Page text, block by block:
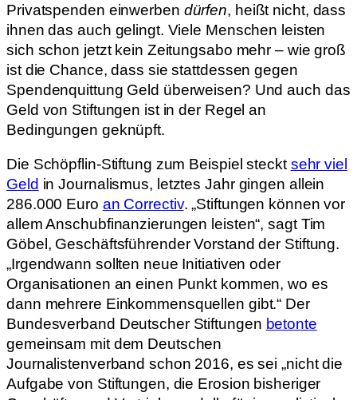
Privatspenden einwerben dürfen, heißt nicht, dass
ihnen das auch gelingt. Viele Menschen leisten
sich schon jetzt kein Zeitungsabo mehr – wie groß
ist die Chance, dass sie stattdessen gegen
Spendenquittung Geld überweisen? Und auch das
Geld von Stiftungen ist in der Regel an
Bedingungen geknüpft.
Die Schöpflin-Stiftung zum Beispiel stecktsehr viel
Geld in Journalismus, letztes Jahr gingen allein
286.000 Euro an Correctiv. „Stiftungen können vor
allem Anschubfinanzierungen leisten“, sagt Tim
Göbel, Geschäftsführender Vorstand der Stiftung.
„Irgendwann sollten neue Initiativen oder
Organisationen an einen Punkt kommen, wo es
dann mehrere Einkommensquellen gibt.“ Der
Bundesverband Deutscher Stiftungen betonte
gemeinsam mit dem Deutschen
Journalistenverband schon 2016, es sei „nicht die
Aufgabe von Stiftungen, die Erosion bisheriger